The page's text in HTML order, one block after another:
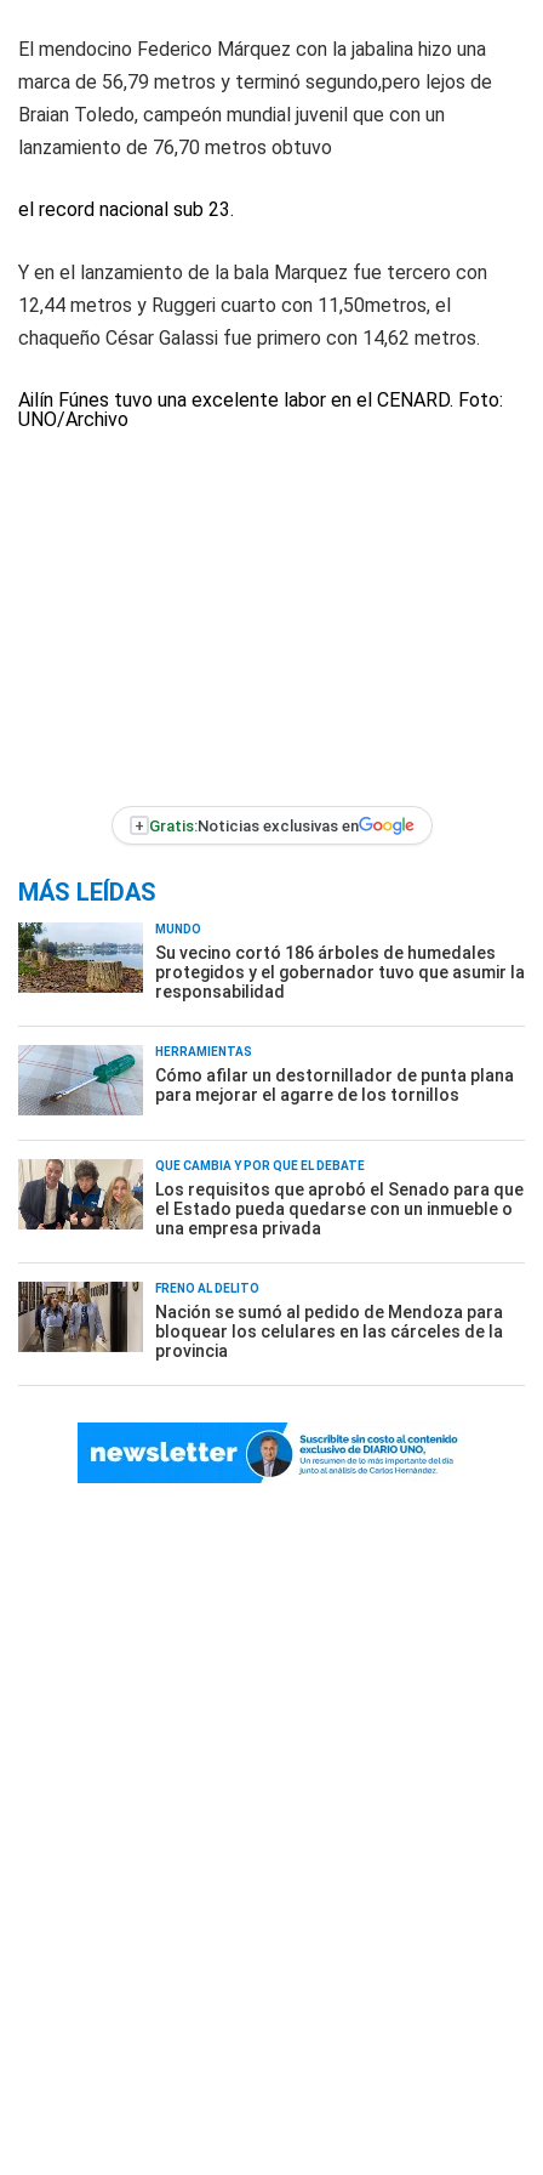
El mendocino Federico Márquez con la jabalina hizo una
marca de 56,79 metros y terminó segundo,pero lejos de
Braian Toledo, campeón mundial juvenil que con un
lanzamiento de 76,70 metros obtuvo
el record nacional sub 23.
Y en el lanzamiento de la bala Marquez fue tercero con
12,44 metros y Ruggeri cuarto con 11,50metros, el
chaqueño César Galassi fue primero con 14,62 metros.
Ailín Fúnes tuvo una excelente labor en el CENARD. Foto:
UNO/Archivo
+ Gratis:Noticias exclusivas en
MÁS LEÍDAS
MUNDO
Su vecino cortó 186 árboles de humedales
protegidos y el gobernador tuvo que asumir la
responsabilidad
HERRAMIENTAS
Cómo afilar un destornillador de punta plana
para mejorar el agarre de los tornillos
QUÉ CAMBIA Y POR QUÉ EL DEBATE
Los requisitos que aprobó el Senado para que
el Estado pueda quedarse con un inmueble o
una empresa privada
FRENO AL DELITO
Nación se sumó al pedido de Mendoza para
bloquear los celulares en las cárceles de la
provincia